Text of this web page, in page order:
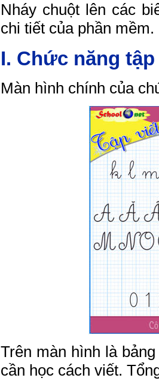
Nháy chuột lên các
chi tiết của phần mềm.
I. Chức năng
Màn hình chính của
Trên màn hình là
cần học cách viết.